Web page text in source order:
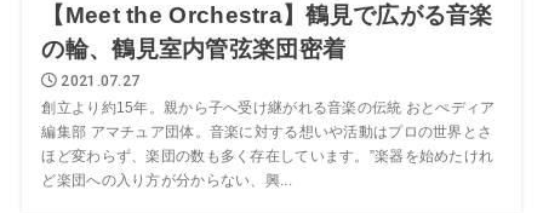
【Meet the Orchestra】鶴見で広がる音楽
の輪、鶴見室内管弦楽団密着
2021.07.27
創立より約15年。親から子へ受け継がれる音楽の伝統 おとぺディア
編集部 アマチュア団体。音楽に対する想いや活動はプロの世界とさ
ほど変わらず、楽団の数も多く存在しています。”楽器を始めたけれ
ど楽団への入り方が分からない、興...